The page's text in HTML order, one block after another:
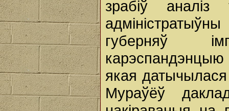
зрабіў аналіз
губерняў
якая датычылася
Мураўёў